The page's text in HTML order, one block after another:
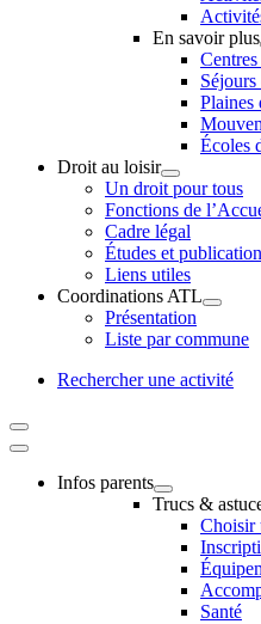
En savoir plus
Centres
Séjours
Plaines
Écoles
Droit au loisir
Un droit pour tous
Fonctions de
Cadre légal
Études et
Liens utiles
Coordinations ATL
Présentation
Liste par commune
Rechercher une activité
Infos parents
Trucs &
Choisir
Santé